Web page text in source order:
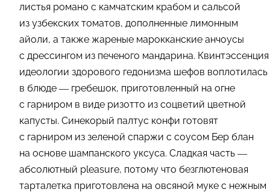
листья романо с камчатским крабом и сальсой
из узбекских томатов, дополненные лимонным
айоли, а также жареные марокканские анчоусы
с дрессингом из печеного мандарина. Квинтэссенция
идеологии здорового гедонизма шефов воплотилась
в блюде — гребешок, приготовленный на огне
с гарниром в виде ризотто из соцветий цветной
капусты. Синекорый палтус конфи готовят
с гарниром из зеленой спаржи с соусом Бер блан
на основе шампанского уксуса. Сладкая часть —
абсолютный pleasure, потому что безглютеновая
тарталетка приготовлена на овсяной муке с нежным